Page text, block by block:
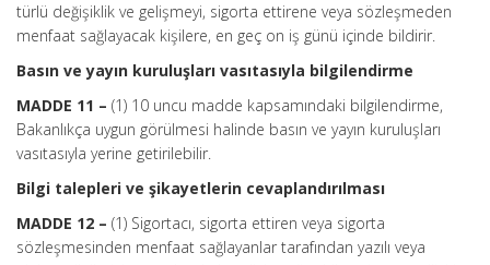
türlü değişiklik ve gelişmeyi, sigorta ettirene veya sözleşmeden
menfaat sağlayacak kişilere, en geç on iş günü içinde bildirir.
Basın ve yayın kuruluşları vasıtasıyla bilgilendirme
MADDE 11 – (1) 10 uncu madde kapsamındaki bilgilendirme,
Bakanlıkça uygun görülmesi halinde basın ve yayın kuruluşları
vasıtasıyla yerine getirilebilir.
Bilgi talepleri ve şikayetlerin cevaplandırılması
MADDE 12 – (1) Sigortacı, sigorta ettiren veya sigorta
sözleşmesinden menfaat sağlayanlar tarafından yazılı veya